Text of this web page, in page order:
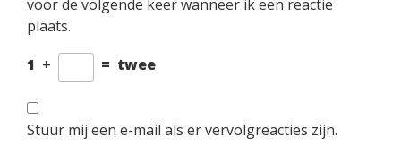
voor de volgende keer wanneer ik een reactie
plaats.
1 + = twee
Stuur mij een e-mail als er vervolgreacties zijn.